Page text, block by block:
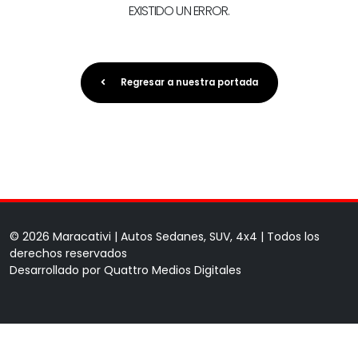
EXISTIDO UN ERROR.
Regresar a nuestra portada
© 2026 Maracativi | Autos Sedanes, SUV, 4x4 | Todos los
derechos reservados
Desarrollado por Quattro Medios Digitales